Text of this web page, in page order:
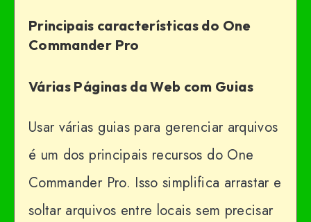
Principais características do One
Commander Pro
Várias Páginas da Web com Guias
Usar várias guias para gerenciar arquivos
é um dos principais recursos do One
Commander Pro. Isso simplifica arrastar e
soltar arquivos entre locais sem precisar